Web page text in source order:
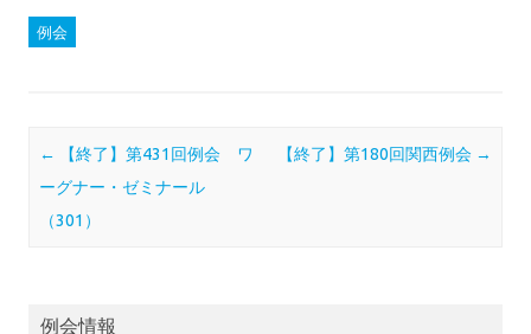
例会
Post navigation
←
【終了】第431回例会 ワ
ーグナー・ゼミナール
（301）
【終了】第180回関西例会 →
例会情報